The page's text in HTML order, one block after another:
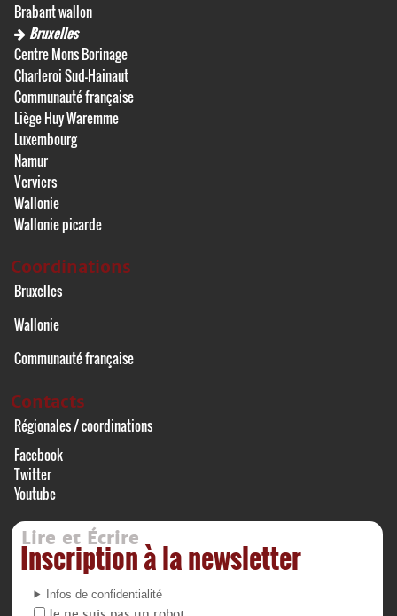
Brabant wallon
Bruxelles
Centre Mons Borinage
Charleroi Sud-Hainaut
Communauté française
Liège Huy Waremme
Luxembourg
Namur
Verviers
Wallonie
Wallonie picarde
Coordinations
Bruxelles
Wallonie
Communauté française
Contacts
Régionales / coordinations
Facebook
Twitter
Youtube
Lire et Écrire
Inscription à la newsletter
Infos de confidentialité